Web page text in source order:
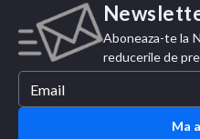
Aboneaza-te la
reducerile de
Ma